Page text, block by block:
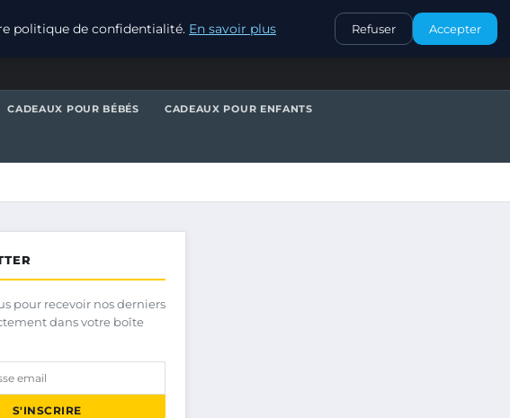
CONTACT
CADEAUX POUR BÉBÉS CADEAUX POUR ENFANTS
pour recevoir nos derniers
dans votre boîte
S'INSCRIRE
politique de confidentialité. En savoir plus Refuser Accepter